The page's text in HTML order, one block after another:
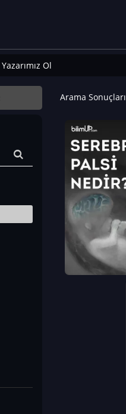
Yazarımız Ol
Arama Sonuçları